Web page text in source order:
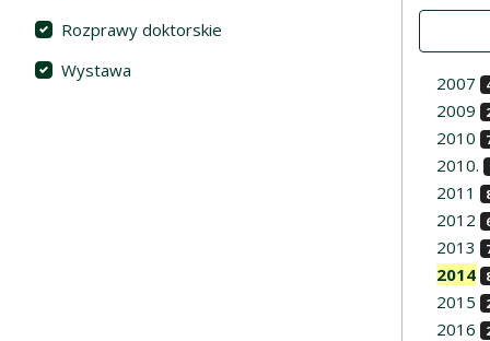
Rozprawy doktorskie
Wystawa
2007
2009
2010
2010.
2011
2012
2013
2014
2015
2016